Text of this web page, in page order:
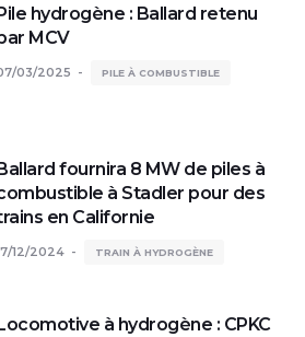
hydrogène : Ballard retenu
MCV
03/2025 PILE À COMBUSTIBLE
fournira 8 MW de piles à
à Stadler pour des
en Californie
12/2024 TRAIN À HYDROGÈNE
à hydrogène : CPKC